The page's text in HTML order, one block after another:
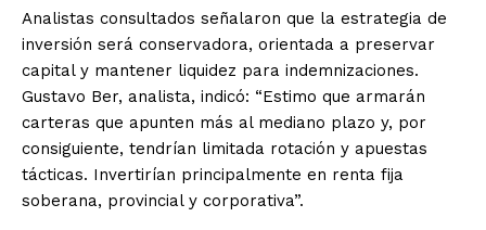
Analistas consultados señalaron que la estrategia de
inversión será conservadora, orientada a preservar
capital y mantener liquidez para indemnizaciones.
Gustavo Ber, analista, indicó: “Estimo que armarán
carteras que apunten más al mediano plazo y, por
consiguiente, tendrían limitada rotación y apuestas
tácticas. Invertirían principalmente en renta fija
soberana, provincial y corporativa”.